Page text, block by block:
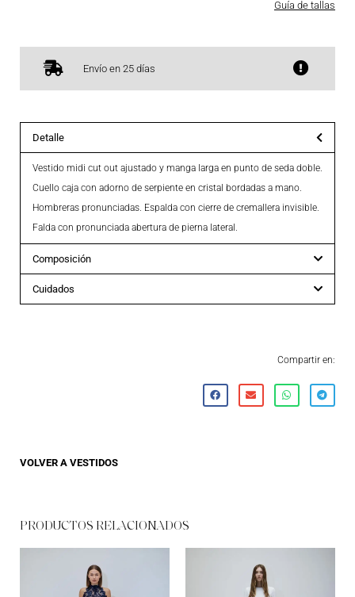
Guía de tallas
Envío en 25 días
Detalle
Vestido midi cut out ajustado y manga larga en punto de seda doble.
Cuello caja con adorno de serpiente en cristal bordadas a mano.
Hombreras pronunciadas. Espalda con cierre de cremallera invisible.
Falda con pronunciada abertura de pierna lateral.
Composición
Cuidados
Compartir en:
VOLVER A VESTIDOS
PRODUCTOS RELACIONADOS